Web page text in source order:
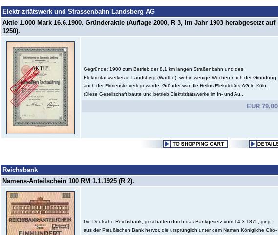
Elektrizitätswerk und Strassenbahn Landsberg AG
Aktie 1.000 Mark 16.6.1900. Gründeraktie (Auflage 2000, R 3, im Jahr 1903 herabgesetzt auf
1250).
Gegründet 1900 zum Betrieb der 8,1 km langen Straßenbahn und des
Elektrizitätswerkes in Landsberg (Warthe), wohin wenige Wochen nach der Gründung
auch der Firmensitz verlegt wurde. Gründer war die Helios Elektricitäts-AG in Köln.
(Diese Gesellschaft baute und betrieb Elektrizitätswerke im In- und Au...
EUR 79,00
Reichsbank
Namens-Anteilschein 100 RM 1.1.1925 (R 2).
Die Deutsche Reichsbank, geschaffen durch das Bankgesetz vom 14.3.1875, ging
aus der Preußischen Bank hervor, die ursprünglich unter dem Namen Königliche Giro-